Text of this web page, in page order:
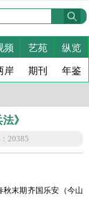
频 艺苑 纵览
岸 期刊 年鉴
》
20385
秋末期齐国乐安（今山